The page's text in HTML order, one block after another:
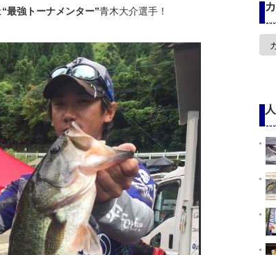
“最強トーナメンター”青木大介選手！
カ